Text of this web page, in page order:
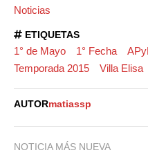
Noticias
ETIQUETAS
1° de Mayo 1° Fecha
Temporada 2015
Villa Elisa
AUTORmatiassp
NOTICIA MÁS NUEVA